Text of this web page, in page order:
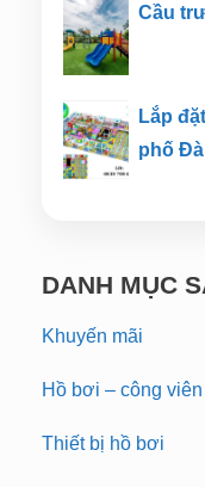
Cầu
Lắp
phố
DANH MỤC
Khuyến mãi
Hồ bơi – công
Thiết bị hồ bơi